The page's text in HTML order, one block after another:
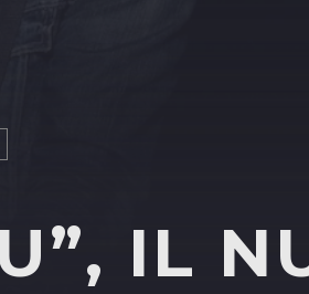
IL